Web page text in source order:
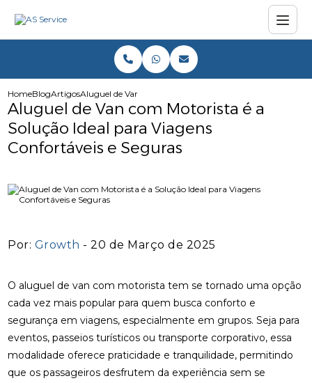
HomeBlogArtigosAluguel de Van com Motorista é a Solução Ideal para
Aluguel de Van com Motorista é a
Solução Ideal para Viagens
Confortáveis e Seguras
Por: Growth - 20 de Março de 2025
O aluguel de van com motorista tem se tornado uma opção
cada vez mais popular para quem busca conforto e
segurança em viagens, especialmente em grupos. Seja para
eventos, passeios turísticos ou transporte corporativo, essa
modalidade oferece praticidade e tranquilidade, permitindo
que os passageiros desfrutem da experiência sem se